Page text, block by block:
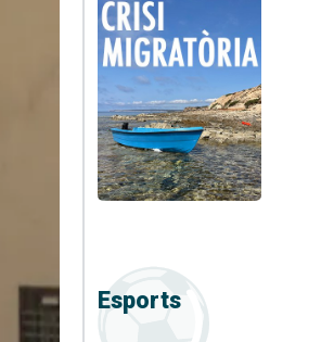
Esports